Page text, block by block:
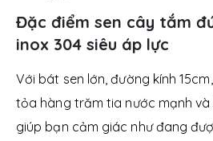
Đặc điểm sen cây tắm
inox 304 siêu áp lực
Với bát sen lớn, đường kính
tỏa hàng trăm tia nước mạnh và
giúp bạn cảm giác như đang